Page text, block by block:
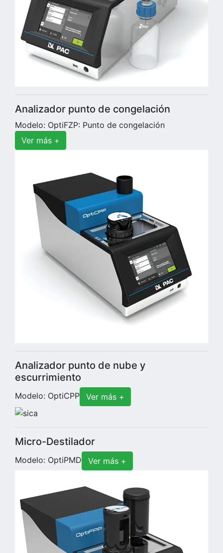
Analizador punto de congelación
Modelo: OptiFZP: Punto de congelación
Ver más +
Analizador punto de nube y
escurrimiento
Modelo: OptiCPP Ver más +
Micro-Destilador
Modelo: OptiPMD Ver más +